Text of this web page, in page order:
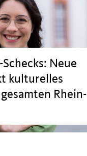
Neue
kulturelles
Rhein-